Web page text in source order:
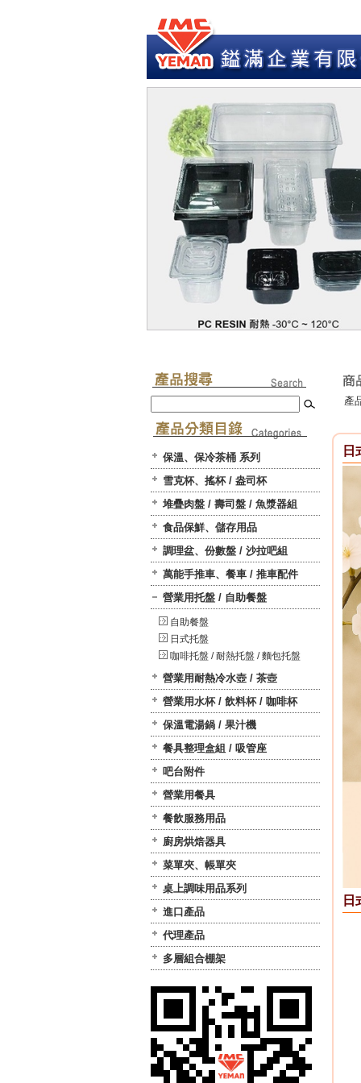
保溫、保冷茶桶 系列
雪克杯、搖杯 / 盎司杯
堆疊肉盤 / 壽司盤 / 魚漿器組
食品保鮮、儲存用品
調理盆、份數盤 / 沙拉吧組
萬能手推車、餐車 / 推車配件
營業用托盤 / 自助餐盤
自助餐盤
日式托盤
咖啡托盤 / 耐熱托盤 / 麵包托盤
營業用耐熱冷水壺 / 茶壺
營業用水杯 / 飲料杯 / 咖啡杯
保溫電湯鍋 / 果汁機
餐具整理盒組 / 吸管座
吧台附件
營業用餐具
餐飲服務用品
廚房烘焙器具
菜單夾、帳單夾
桌上調味用品系列
進口產品
代理產品
多層組合棚架
產
日
日